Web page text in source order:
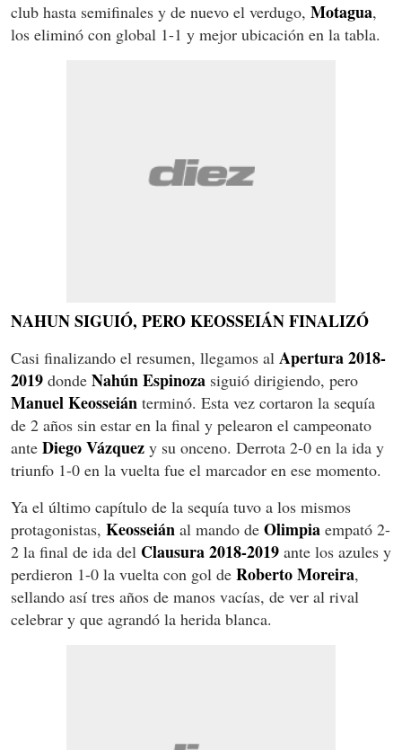
club hasta semifinales y de nuevo el verdugo, Motagua,
los eliminó con global 1-1 y mejor ubicación en la tabla.
NAHUN SIGUIÓ, PERO KEOSSEIÁN FINALIZÓ
Casi finalizando el resumen, llegamos al Apertura 2018-
2019 donde Nahún Espinoza siguió dirigiendo, pero
Manuel Keosseián terminó. Esta vez cortaron la sequía
de 2 años sin estar en la final y pelearon el campeonato
ante Diego Vázquez y su onceno. Derrota 2-0 en la ida y
triunfo 1-0 en la vuelta fue el marcador en ese momento.
Ya el último capítulo de la sequía tuvo a los mismos
protagonistas, Keosseián al mando de Olimpia empató 2-
2 la final de ida del Clausura 2018-2019 ante los azules y
perdieron 1-0 la vuelta con gol de Roberto Moreira,
sellando así tres años de manos vacías, de ver al rival
celebrar y que agrandó la herida blanca.